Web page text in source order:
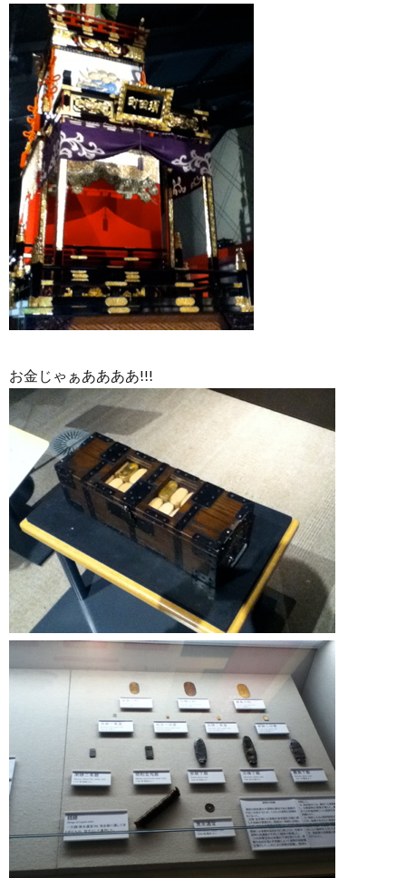
お金じゃぁああああ!!!